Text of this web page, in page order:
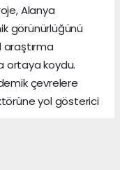
Alanya
görünürlüğünü
ortaya koydu.
çevrelere
yol gösterici